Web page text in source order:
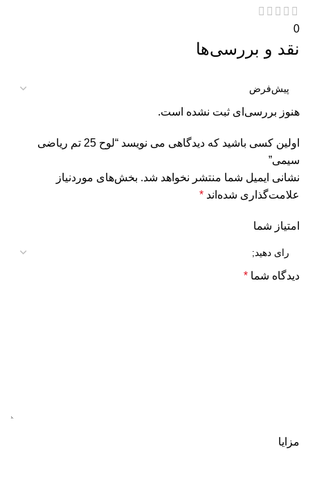
0
نقد و بررسی‌ها
هنوز بررسی‌ای ثبت نشده است.
اولین کسی باشید که دیدگاهی می نویسد “لوح 25 تم ریاضی
سیمی”
نشانی ایمیل شما منتشر نخواهد شد. بخش‌های موردنیاز
علامت‌گذاری شده‌اند *
امتیاز شما
دیدگاه شما *
مزایا